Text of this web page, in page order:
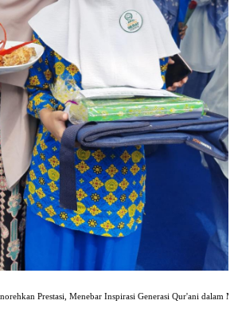
Prestasi, Menebar Inspirasi Generasi Qur'ani dalam